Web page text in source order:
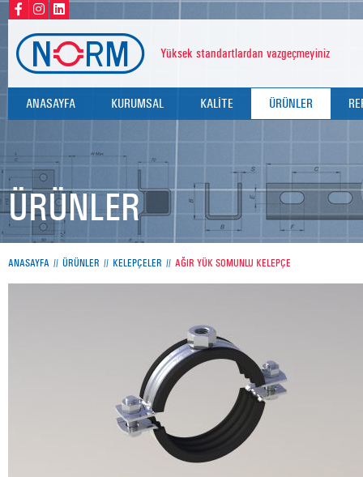
Yüksek standartlardan vazgeçmeyiniz
ANASAYFA KURUMSAL
DEĞERLERİMİZ
KALİTE
SERTİFİKALARIMIZ
TEST RAPORLARIMIZ
ÜRÜNLER
PERFORE KANALLAR
DİĞER BAĞLANTI
DÜBELLER
ROTLAR
ÜRÜNLER
ANASAYFA ÜRÜNLER KELEPÇELER AĞIR YÜK SOMUNLU KELEPÇE